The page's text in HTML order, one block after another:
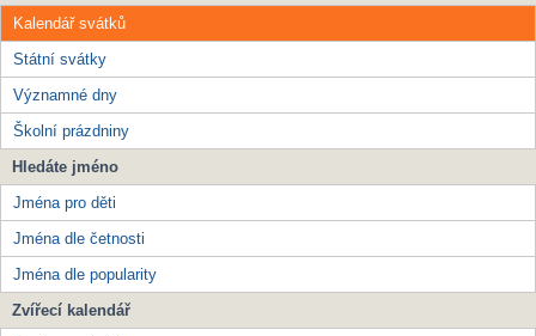
Kalendář svátků
Státní svátky
Významné dny
Školní prázdniny
Hledáte jméno
Jména pro děti
Jména dle četnosti
Jména dle popularity
Zvířecí kalendář